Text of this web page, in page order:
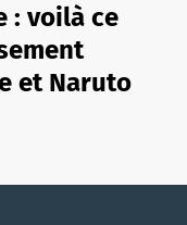
: voilà ce
et Naruto